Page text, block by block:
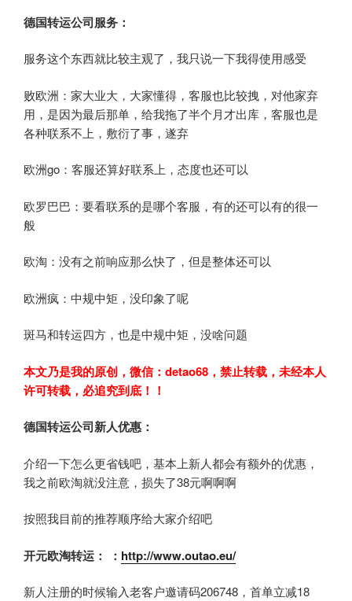
德国转运公司服务：
服务这个东西就比较主观了，我只说一下我得使用感受
败欧洲：家大业大，大家懂得，客服也比较拽，对他家弃
用，是因为最后那单，给我拖了半个月才出库，客服也是
各种联系不上，敷衍了事，遂弃
欧洲go：客服还算好联系上，态度也还可以
欧罗巴巴：要看联系的是哪个客服，有的还可以有的很一
般
欧淘：没有之前响应那么快了，但是整体还可以
欧洲疯：中规中矩，没印象了呢
斑马和转运四方，也是中规中矩，没啥问题
本文乃是我的原创，微信： detao68 ，禁止转载，未经本人
许可转载， 必追究到底！！
德国转运公司新人优惠：
介绍一下怎么更省钱吧，基本上新人都会有额外的优惠，
我之前欧淘就没注意，损失了38元啊啊啊
按照我目前的推荐顺序给大家介绍吧
开元欧淘转运： ： http://www.outao.eu/
新人注册的时候输入老客户邀请码206748，首单立减18